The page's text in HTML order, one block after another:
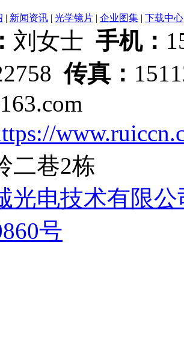
| 新闻资讯 | 光学镜片 | 企业图集 | 下载中心
刘女士 手机：
传真：
二巷2栋
光电技术有限公
号